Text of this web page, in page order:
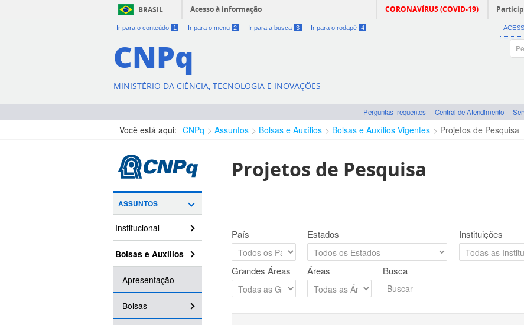
BRASIL Acesso à informação CORONAVÍRUS (COVID-19)
Ir para o conteúdo 1 Ir para o menu 2 Ir para a busca 3 Ir para o rodapé 4
CNPq
MINISTÉRIO DA CIÊNCIA, TECNOLOGIA E INOVAÇÕES
Perguntas frequentes Central de Atendimento
Você está aqui: CNPq Assuntos Bolsas e Auxílios Bolsas e Auxílios Vigentes Projetos de Pesquisa
ASSUNTOS
Institucional
Bolsas e Auxílios
Apresentação
Bolsas
Projetos de Pesquisa
País Estados Instituições
Grandes Áreas Áreas Busca